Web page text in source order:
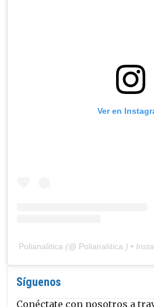
Ver en
Polianalítica (@ Polianalítica ) •
Síguenos
Conéctate con nosotros a